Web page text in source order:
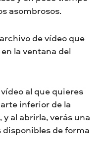
asombrosos.
de vídeo que
la ventana del
al que quieres
inferior de la
al abrirla, verás una
de forma